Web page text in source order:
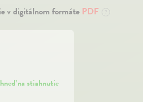
v digitálnom formáte PDF ?
na stiahnutie